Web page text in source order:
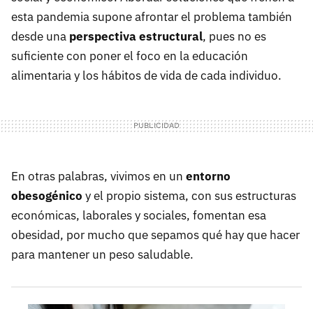
esta pandemia supone afrontar el problema también
desde una perspectiva estructural, pues no es
suficiente con poner el foco en la educación
alimentaria y los hábitos de vida de cada individuo.
En otras palabras, vivimos en un entorno
obesogénico y el propio sistema, con sus estructuras
económicas, laborales y sociales, fomentan esa
obesidad, por mucho que sepamos qué hay que hacer
para mantener un peso saludable.